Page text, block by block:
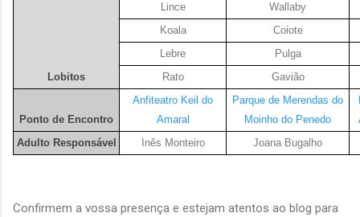
Lobitos
Lince
Wallaby
Koala
Coiote
Lebre
Pulga
Rato
Gavião
Ponto de Encontro
Anfiteatro Keil do
Amaral
Parque de Merendas do
Moinho do Penedo
Adulto Responsável
Inês Monteiro Joana Bugalho
Confirmem a vossa presença e estejam atentos ao blog para